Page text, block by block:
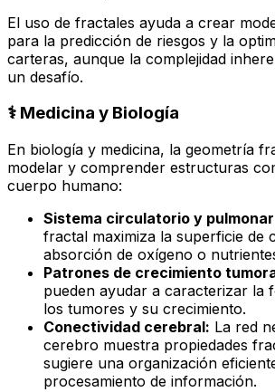
El uso de fractales ayuda a crear
para la predicción de riesgos y la
carteras, aunque la complejidad
un desafío.
⚕️ Medicina y Biología
En biología y medicina, la geometría
modelar y comprender estructuras
cuerpo humano:
Sistema circulatorio y
fractal maximiza la superficie de
absorción de oxígeno o
Patrones de crecimiento
pueden ayudar a caracterizar la
los tumores y su crecimiento.
Conectividad cerebral: La red
cerebro muestra propiedades
sugiere una organización
procesamiento de información.